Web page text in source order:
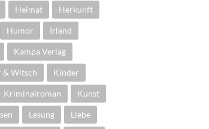
Heimat Herkunft
Humor Irland
Kampa Verlag
& Witsch Kinder
Kriminalroman Kunst
Lesung Liebe